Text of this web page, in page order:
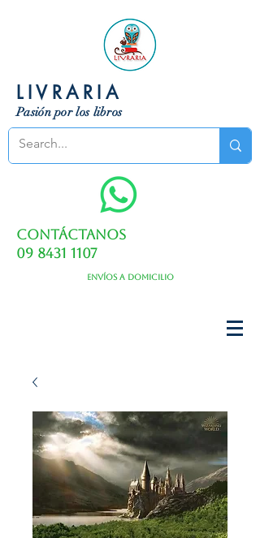
LIVRARIA
Pasión por los libros
Contáctanos
09 8431 1107
Envíos a domicilio